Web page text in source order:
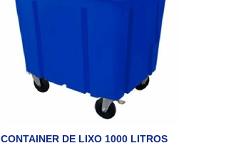
CONTAINER DE LIXO 1000 LITROS